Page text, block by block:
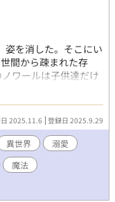
を消した。そこにい
間から疎まれた存
ワールは子供達だけ
ることを決意し、
っちあげる。 教祖
館前でミサを開き、
しある日、街で女子
ワールたちが罪を着
み、騎士団長のコン
まるわけにはいかな
詰め、子猫に変身し
誘われて思わずコン
2025.11.6 登録日 2025.9.29
異世界
溺愛
魔法